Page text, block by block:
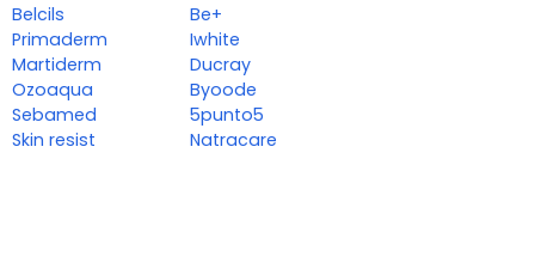
Belcils
Primaderm
Martiderm
Ozoaqua
Sebamed
Skin resist
Be+
Iwhite
Ducray
Byoode
5punto5
Natracare